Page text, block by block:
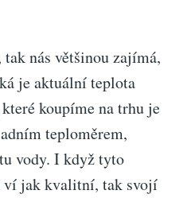
nás většinou zajímá,
je aktuální teplota
koupíme na trhu je
teploměrem,
vody. I když tyto
ví jak kvalitní, tak svojí